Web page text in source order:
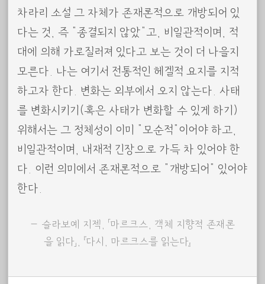
차라리 소설 그 자체가 존재론적으로 개방되어 있
다는 것, 즉 “종결되지 않았”고, 비일관적이며, 적
대에 의해 가로질러져 있다고 보는 것이 더 나을지
모른다. 나는 여기서 전통적인 헤겔적 요지를 지적
하고자 한다. 변화는 외부에서 오지 않는다. 사태
를 변화시키기(혹은 사태가 변화할 수 있게 하기)
위해서는 그 정체성이 이미 “모순적”이어야 하고,
비일관적이며, 내재적 긴장으로 가득 차 있어야 한
다. 이런 의미에서 존재론적으로 “개방되어” 있어야
한다.
슬라보예 지젝, 「마르크스, 객체 지향적 존재론
을 읽다」, 『다시, 마르크스를 읽는다』